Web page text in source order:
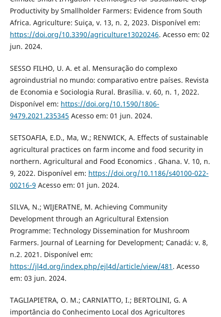
Productivity by Smallholder Farmers: Evidence from South
Africa. Agriculture: Suiça, v. 13, n. 2, 2023. Disponível em:
https://doi.org/10.3390/agriculture13020246. Acesso em: 02
jun. 2024.
SESSO FILHO, U. A. et al. Mensuração do complexo
agroindustrial no mundo: comparativo entre países. Revista
de Economia e Sociologia Rural. Brasília. v. 60, n. 1, 2022.
Disponível em: https://doi.org/10.1590/1806-
9479.2021.235345 Acesso em: 01 jun. 2024.
SETSOAFIA, E.D., Ma, W.; RENWICK, A. Effects of sustainable
agricultural practices on farm income and food security in
northern. Agricultural and Food Economics . Ghana. V. 10, n.
9, 2022. Disponível em: https://doi.org/10.1186/s40100-022-
00216-9 Acesso em: 01 jun. 2024.
SILVA, N.; WIJERATNE, M. Achieving Community
Development through an Agricultural Extension
Programme: Technology Dissemination for Mushroom
Farmers. Journal of Learning for Development; Canadá: v. 8,
n.2. 2021. Disponível em:
https://jl4d.org/index.php/ejl4d/article/view/481 . Acesso
em: 03 jun. 2024.
TAGLIAPIETRA, O. M.; CARNIATTO, I.; BERTOLINI, G. A
importância do Conhecimento Local dos Agricultores